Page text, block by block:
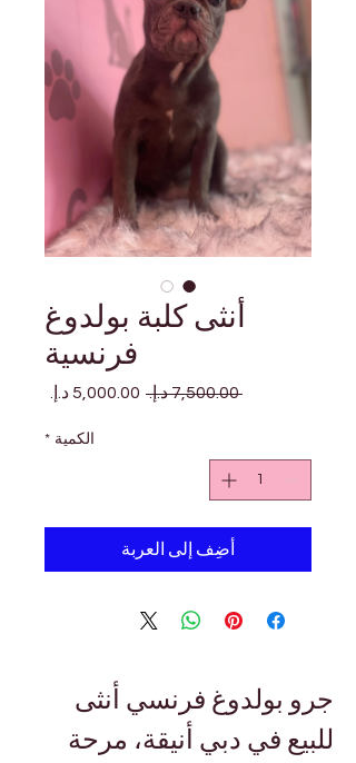
أنثى كلبة بولدوغ
فرنسية
‏7,500.00 د.إ.‏
سعر
الكمية *
أضِف إلى العربة
جرو بولدوغ فرنسي أنثى
للبيع في دبي أنيقة، مرحة